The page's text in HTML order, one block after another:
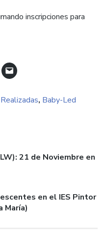
inscripciones para
Haz
enviar
un
(Se
abre
, Baby-Led
21 de Noviembre en
en el IES Pintor
María)